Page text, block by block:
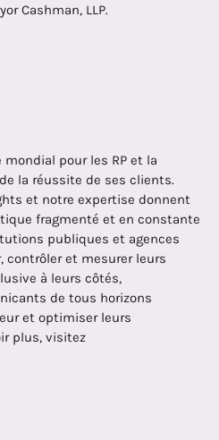
Cashman, LLP.
pour les RP et la
la réussite de ses clients.
et notre expertise donnent
fragmenté et en constante
publiques et agences
et mesurer leurs
à leurs côtés,
de tous horizons
et optimiser leurs
plus, visitez